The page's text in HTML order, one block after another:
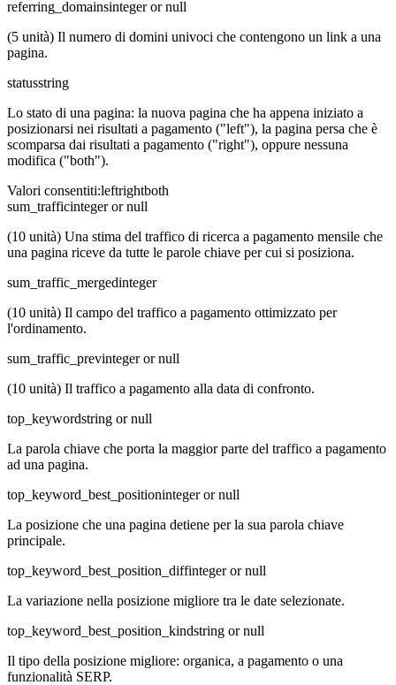
referring_domainsinteger or null
(5 unità) Il numero di domini univoci che contengono un link a una
pagina.
statusstring
Lo stato di una pagina: la nuova pagina che ha appena iniziato a
posizionarsi nei risultati a pagamento ("left"), la pagina persa che è
scomparsa dai risultati a pagamento ("right"), oppure nessuna
modifica ("both").
Valori consentiti:leftrightboth
sum_trafficinteger or null
(10 unità) Una stima del traffico di ricerca a pagamento mensile che
una pagina riceve da tutte le parole chiave per cui si posiziona.
sum_traffic_mergedinteger
(10 unità) Il campo del traffico a pagamento ottimizzato per
l'ordinamento.
sum_traffic_previnteger or null
(10 unità) Il traffico a pagamento alla data di confronto.
top_keywordstring or null
La parola chiave che porta la maggior parte del traffico a pagamento
ad una pagina.
top_keyword_best_positioninteger or null
La posizione che una pagina detiene per la sua parola chiave
principale.
top_keyword_best_position_diffinteger or null
La variazione nella posizione migliore tra le date selezionate.
top_keyword_best_position_kindstring or null
Il tipo della posizione migliore: organica, a pagamento o una
funzionalità SERP.